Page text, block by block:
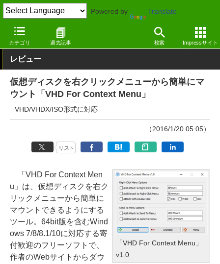
Powered by Translate
カテゴリ 過去記事 検索 Impressサイト
窓の杜 システム・ファイル Windows
レビュー
仮想ディスクを右クリックメニューから簡単にマ
ウント「VHD For Context Menu」
VHD/VHDX/ISO形式に対応
（2016/1/20 05:05）
リスト
「VHD For Context Menu」
v1.0
「VHD For Context Men
u」は、仮想ディスクを右ク
リックメニューから簡単に
マウントできるようにする
ツール。64bit版を含むWind
ows 7/8/8.1/10に対応する寄
付歓迎のフリーソフトで、
作者のWebサイトからダウ